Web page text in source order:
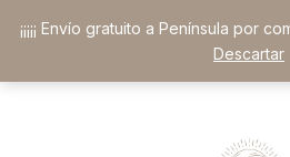
¡¡¡¡¡ Envío gratuito a Península por
Descartar